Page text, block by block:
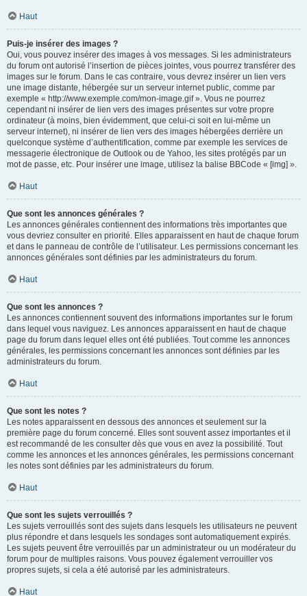
Haut
Puis-je insérer des images ?
Oui, vous pouvez insérer des images à vos messages. Si les administrateurs
du forum ont autorisé l’insertion de pièces jointes, vous pourrez transférer des
images sur le forum. Dans le cas contraire, vous devrez insérer un lien vers
une image distante, hébergée sur un serveur internet public, comme par
exemple « http://www.exemple.com/mon-image.gif ». Vous ne pourrez
cependant ni insérer de lien vers des images présentes sur votre propre
ordinateur (à moins, bien évidemment, que celui-ci soit en lui-même un
serveur internet), ni insérer de lien vers des images hébergées derrière un
quelconque système d’authentification, comme par exemple les services de
messagerie électronique de Outlook ou de Yahoo, les sites protégés par un
mot de passe, etc. Pour insérer une image, utilisez la balise BBCode « [img] ».
Haut
Que sont les annonces générales ?
Les annonces générales contiennent des informations très importantes que
vous devriez consulter en priorité. Elles apparaissent en haut de chaque forum
et dans le panneau de contrôle de l’utilisateur. Les permissions concernant les
annonces générales sont définies par les administrateurs du forum.
Haut
Que sont les annonces ?
Les annonces contiennent souvent des informations importantes sur le forum
dans lequel vous naviguez. Les annonces apparaissent en haut de chaque
page du forum dans lequel elles ont été publiées. Tout comme les annonces
générales, les permissions concernant les annonces sont définies par les
administrateurs du forum.
Haut
Que sont les notes ?
Les notes apparaissent en dessous des annonces et seulement sur la
première page du forum concerné. Elles sont souvent assez importantes et il
est recommandé de les consulter dès que vous en avez la possibilité. Tout
comme les annonces et les annonces générales, les permissions concernant
les notes sont définies par les administrateurs du forum.
Haut
Que sont les sujets verrouillés ?
Les sujets verrouillés sont des sujets dans lesquels les utilisateurs ne peuvent
plus répondre et dans lesquels les sondages sont automatiquement expirés.
Les sujets peuvent être verrouillés par un administrateur ou un modérateur du
forum pour de multiples raisons. Vous pouvez également verrouiller vos
propres sujets, si cela a été autorisé par les administrateurs.
Haut